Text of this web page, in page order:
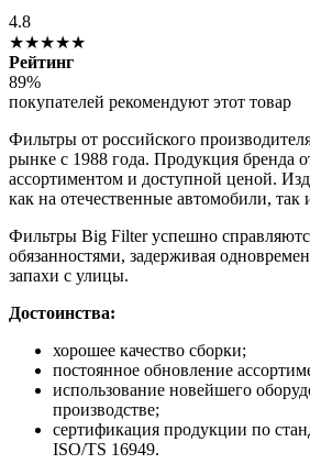
4.8
★★★★★
Рейтинг
89%
покупателей рекомендуют этот товар
Фильтры от российского
рынке с 1988 года. Продукция бренда
ассортиментом и доступной ценой.
как на отечественные автомобили, так
Фильтры Big Filter успешно
обязанностями, задерживая
запахи с улицы.
Достоинства:
хорошее качество сборки;
постоянное обновление
использование новейшего
производстве;
сертификация продукции по
ISO/TS 16949.